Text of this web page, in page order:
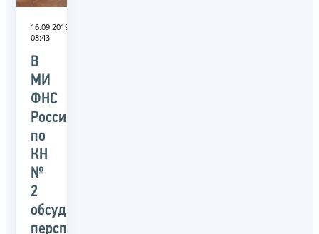
16.09.2019
08:43
В
МИ
ФНС
России
по
КН
№
2
обсудили
перспективы